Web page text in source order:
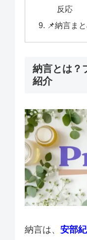
反応
📌納言ま
納言とは？
紹介
納言は、 安部